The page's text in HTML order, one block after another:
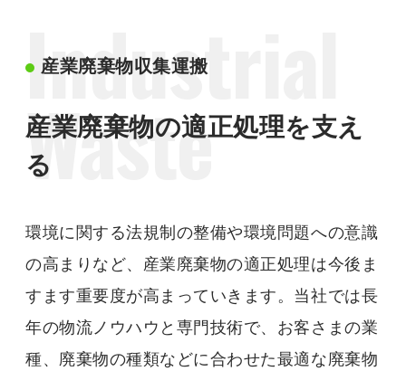
産業廃棄物収集運搬
産業廃棄物の適正処理を支え
る
Industrial
Waste
環境に関する法規制の整備や環境問題への意識
の高まりなど、産業廃棄物の適正処理は今後ま
すます重要度が高まっていきます。当社では長
年の物流ノウハウと専門技術で、お客さまの業
種、廃棄物の種類などに合わせた最適な廃棄物